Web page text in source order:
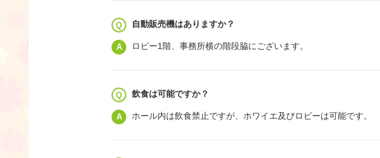
自動販売機はありますか？
ロビー1階、事務所横の階段脇にございます。
飲食は可能ですか？
ホール内は飲食禁止ですが、ホワイエ及びロビーは可能です。